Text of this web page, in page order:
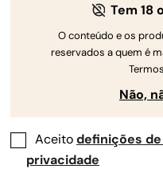
The
Blogues sobre o estilo
Tem 18
O conteúdo e os
reservados a quem é
Não,
Aceitodefinições
privacidade